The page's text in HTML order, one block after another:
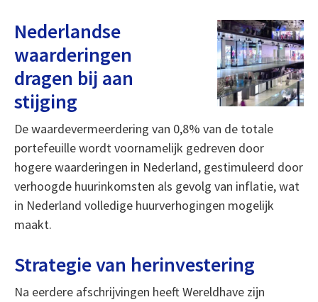
Nederlandse
waarderingen
dragen bij aan
stijging
De waardevermeerdering van 0,8% van de totale
portefeuille wordt voornamelijk gedreven door
hogere waarderingen in Nederland, gestimuleerd door
verhoogde huurinkomsten als gevolg van inflatie, wat
in Nederland volledige huurverhogingen mogelijk
maakt.
Strategie van herinvestering
Na eerdere afschrijvingen heeft Wereldhave zijn